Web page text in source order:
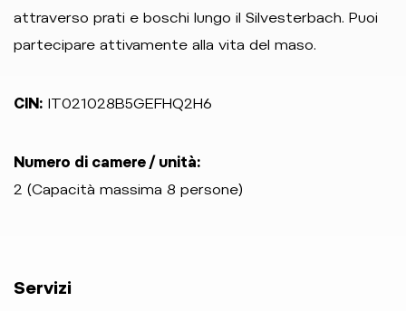
attraverso prati e boschi lungo il Silvesterbach. Puoi
partecipare attivamente alla vita del maso.
CIN: IT021028B5GEFHQ2H6
Numero di camere / unità:
2 (Capacità massima 8 persone)
Servizi